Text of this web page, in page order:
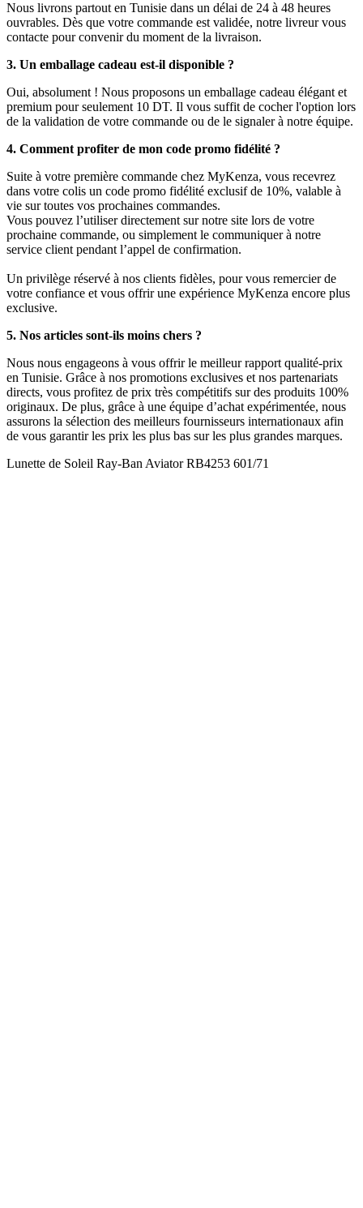
Nous livrons partout en Tunisie dans un délai de 24 à 48 heures
ouvrables. Dès que votre commande est validée, notre livreur vous
contacte pour convenir du moment de la livraison.
3. Un emballage cadeau est-il disponible ?
Oui, absolument ! Nous proposons un emballage cadeau élégant et
premium pour seulement 10 DT. Il vous suffit de cocher l'option lors
de la validation de votre commande ou de le signaler à notre équipe.
4. Comment profiter de mon code promo fidélité ?
Suite à votre première commande chez MyKenza, vous recevrez
dans votre colis un code promo fidélité exclusif de 10%, valable à
vie sur toutes vos prochaines commandes.
Vous pouvez l’utiliser directement sur notre site lors de votre
prochaine commande, ou simplement le communiquer à notre
service client pendant l’appel de confirmation.
Un privilège réservé à nos clients fidèles, pour vous remercier de
votre confiance et vous offrir une expérience MyKenza encore plus
exclusive.
5. Nos articles sont-ils moins chers ?
Nous nous engageons à vous offrir le meilleur rapport qualité-prix
en Tunisie. Grâce à nos promotions exclusives et nos partenariats
directs, vous profitez de prix très compétitifs sur des produits 100%
originaux. De plus, grâce à une équipe d’achat expérimentée, nous
assurons la sélection des meilleurs fournisseurs internationaux afin
de vous garantir les prix les plus bas sur les plus grandes marques.
Lunette de Soleil Ray-Ban Aviator RB4253 601/71